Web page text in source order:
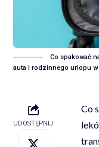
Co spakować
auta i rodzinnego urlopu w
UDOSTĘPNIJ
Co